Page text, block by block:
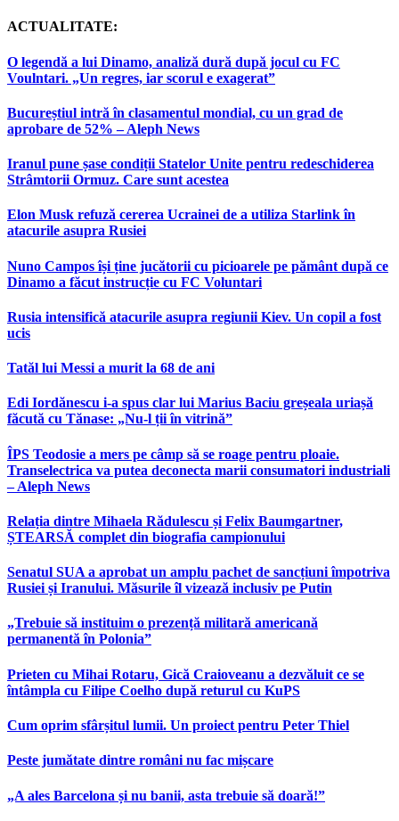
ACTUALITATE:
O legendă a lui Dinamo, analiză dură după jocul cu FC
Voulntari. „Un regres, iar scorul e exagerat”
Bucureștiul intră în clasamentul mondial, cu un grad de
aprobare de 52% – Aleph News
Iranul pune șase condiții Statelor Unite pentru redeschiderea
Strâmtorii Ormuz. Care sunt acestea
Elon Musk refuză cererea Ucrainei de a utiliza Starlink în
atacurile asupra Rusiei
Nuno Campos își ține jucătorii cu picioarele pe pământ după ce
Dinamo a făcut instrucție cu FC Voluntari
Rusia intensifică atacurile asupra regiunii Kiev. Un copil a fost
ucis
Tatăl lui Messi a murit la 68 de ani
Edi Iordănescu i-a spus clar lui Marius Baciu greșeala uriașă
făcută cu Tănase: „Nu-l ții în vitrină”
ÎPS Teodosie a mers pe câmp să se roage pentru ploaie.
Transelectrica va putea deconecta marii consumatori industriali
– Aleph News
Relația dintre Mihaela Rădulescu și Felix Baumgartner,
ȘTEARSĂ complet din biografia campionului
Senatul SUA a aprobat un amplu pachet de sancțiuni împotriva
Rusiei și Iranului. Măsurile îl vizează inclusiv pe Putin
„Trebuie să instituim o prezență militară americană
permanentă în Polonia”
Prieten cu Mihai Rotaru, Gică Craioveanu a dezvăluit ce se
întâmpla cu Filipe Coelho după returul cu KuPS
Cum oprim sfârșitul lumii. Un proiect pentru Peter Thiel
Peste jumătate dintre români nu fac mișcare
„A ales Barcelona și nu banii, asta trebuie să doară!”